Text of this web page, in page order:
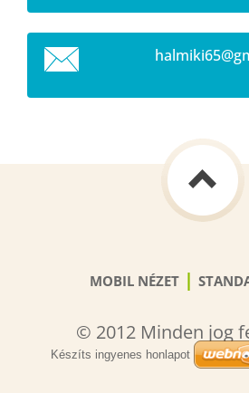
halmiki6
MOBIL NÉZET |
© 2012 Minden jog
Készíts ingyenes honlapot